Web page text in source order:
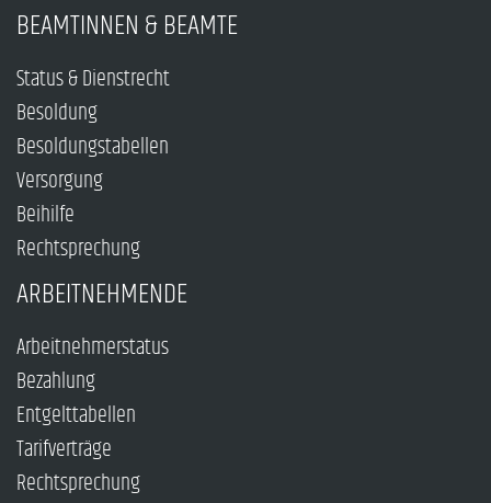
BEAMTINNEN & BEAMTE
Status & Dienstrecht
Besoldung
Besoldungstabellen
Versorgung
Beihilfe
Rechtsprechung
ARBEITNEHMENDE
Arbeitnehmerstatus
Bezahlung
Entgelttabellen
Tarifverträge
Rechtsprechung